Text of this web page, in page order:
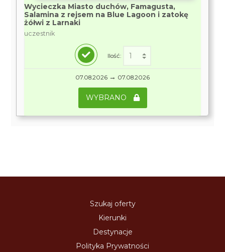
Wycieczka Miasto duchów, Famagusta,
Salamina z rejsem na Blue Lagoon i zatokę
żółwi z Larnaki
uczestnik
Ilość:
07.08.2026 → 07.08.2026
WYBRANO
Szukaj oferty
Kierunki
Destynacje
Polityka Prywatności